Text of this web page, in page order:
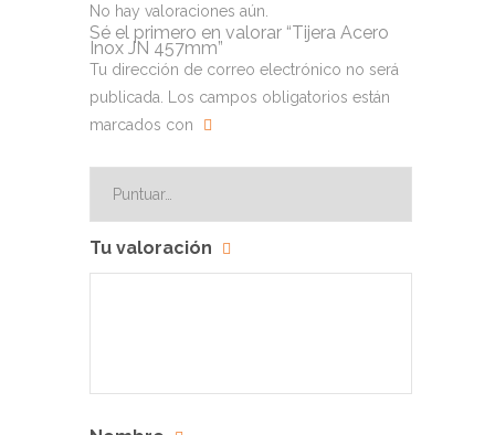
No hay valoraciones aún.
Sé el primero en valorar “Tijera Acero
Inox JN 457mm”
Tu dirección de correo electrónico no será
publicada.
Los campos obligatorios están
marcados con
Tu valoración